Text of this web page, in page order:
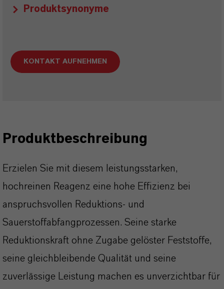
Produktsynonyme
KONTAKT AUFNEHMEN
Produktbeschreibung
Erzielen Sie mit diesem leistungsstarken,
hochreinen Reagenz eine hohe Effizienz bei
anspruchsvollen Reduktions- und
Sauerstoffabfangprozessen. Seine starke
Reduktionskraft ohne Zugabe gelöster Feststoffe,
seine gleichbleibende Qualität und seine
zuverlässige Leistung machen es unverzichtbar für